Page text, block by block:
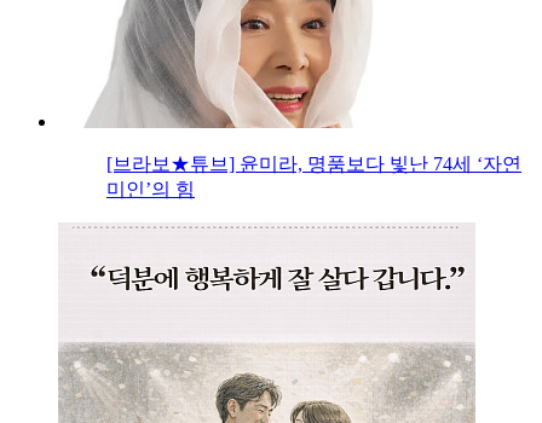
[브라보★튜브] 윤미라, 명품보다 빛난 74세 ‘자연
미인’의 힘